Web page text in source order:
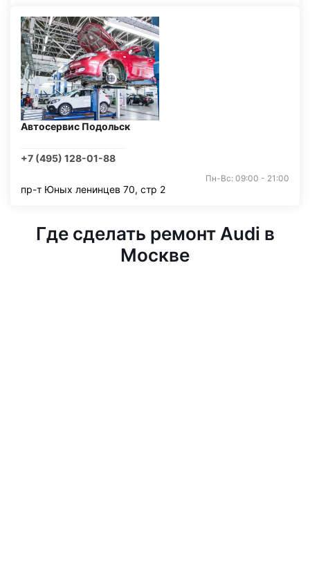
Автосервис Подольск
+7 (495) 128-01-88
Пн-Вс: 09:00 - 21:00
пр-т Юных ленинцев 70, стр 2
Где сделать ремонт Audi в
Москве